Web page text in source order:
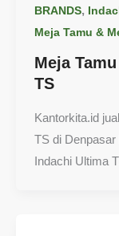
BRANDS,
Meja Tamu &
Meja
TS
Kantorkita.id
TS di
Indachi Ultima